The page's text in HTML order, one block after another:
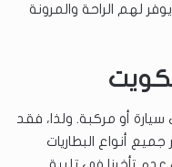
لهم الراحة والمرونة
سيارة أو مركبة. ولذا، فقد
أنواع البطاريات